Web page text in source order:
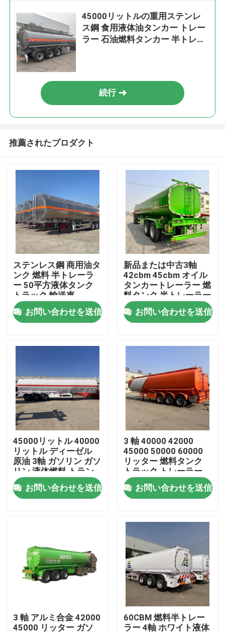
ビデオ
私達について
工場旅行
品質管理
引用を要求しなさい
使用されたダンプカー トラック
45000リットルの重用ステンレ
ス鋼 食用液体油タンカー トレー
ラー 石油燃料タンカー 半トレー
続行
推薦されたプロダクト
ステンレス鋼 商用油タ
ンク 燃料 半トレーラ
ー 50平方液体タンク
トラック 輸送車
お問い合わせを送信
新品または中古3軸
42cbm 45cbm オイル
タンカートレーラー 燃
料タンク 半トレーラー
お問い合わせを送信
45000リットル 40000
リットル ディーゼル
原油 3軸 ガソリン ガソ
リン 液体燃料 トラン
カー トレーラー タン
ク 半トレーラー
お問い合わせを送信
3 軸 40000 42000
45000 50000 60000
リッター 燃料タンク
トラック トレーラー
ガソリン ガソリン デ
ィーゼル 油タンク 燃
料タンク
お問い合わせを送信
3 軸 アルミ合金 42000
45000 リッター ガソ
60CBM 燃料半トレー
ラー 4軸 ホワイト液体